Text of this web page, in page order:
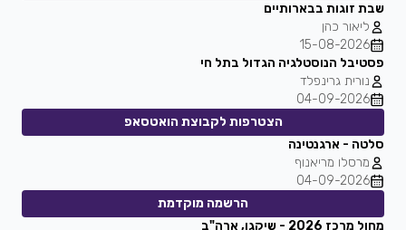
שבת זוגות בבארותיים
ליאור כהן
15-08-2026
פסטיבל הנוסטלגיה הגדול בתל חי
נורית גרינפלד
04-09-2026
הצטרפות לקבוצת הואטסאפ
סלטה - ארגנטינה
מרסלו מריאנוף
04-09-2026
הרשמה מוקדמת
מחול מרכז 2026 - שיקגו, ארה"ב